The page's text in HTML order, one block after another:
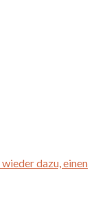
dazu, einen